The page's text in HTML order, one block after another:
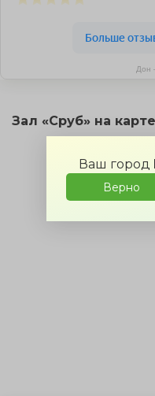
Ваш город
Верно
Дон
Зал «Сруб» на карте